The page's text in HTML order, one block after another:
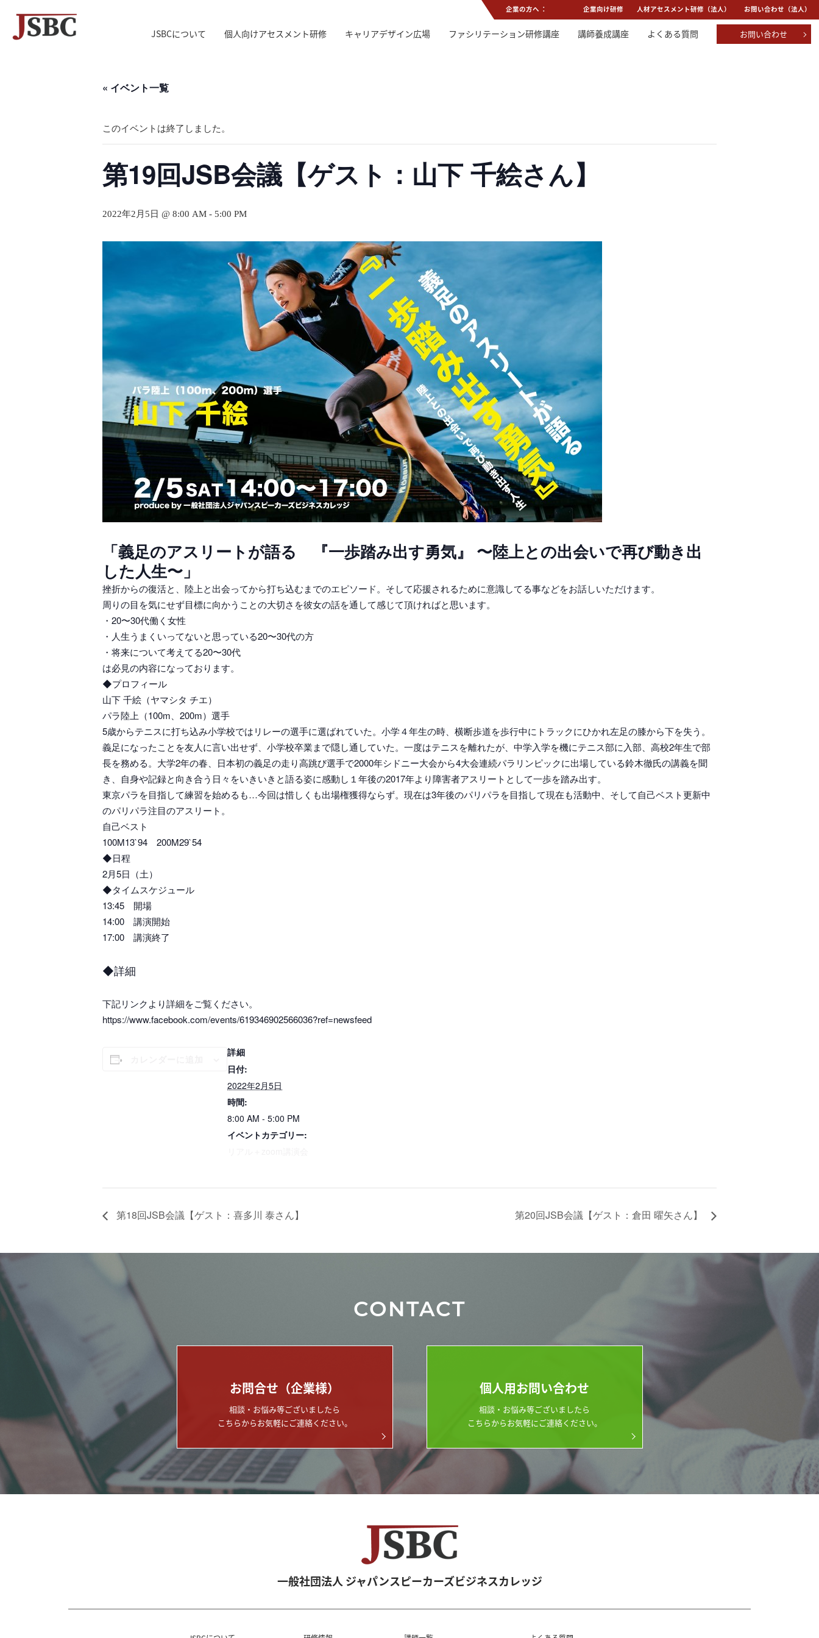
企業の方へ ： 企業向け研修 人材アセスメント研修（法人） お問い合わせ（法人）
JSBCについて 個人向けアセスメント研修 キャリアデザイン広場 ファシリテーション研修講座 講師養成講座 よくある質問 お問い合わせ
« イベント一覧
このイベントは終了しました。
第19回JSB会議【ゲスト：山下 千絵さん】
2022年2月5日 @ 8:00 AM - 5:00 PM
「義足のアスリートが語る 『一歩踏み出す勇気』 〜陸上との出会いで再び動き出
した人生〜」
挫折からの復活と、陸上と出会ってから打ち込むまでのエピソード。そして応援されるために意識してる事などをお話しいただけます。
周りの目を気にせず目標に向かうことの大切さを彼女の話を通して感じて頂ければと思います。
・20〜30代働く女性
・人生うまくいってないと思っている20〜30代の方
・将来について考えてる20〜30代
は必見の内容になっております。
◆プロフィール
山下 千絵（ヤマシタ チエ）
パラ陸上（100m、200m）選手
5歳からテニスに打ち込み小学校ではリレーの選手に選ばれていた。小学４年生の時、横断歩道を歩行中にトラックにひかれ左足の膝から下を失う。
義足になったことを友人に言い出せず、小学校卒業まで隠し通していた。一度はテニスを離れたが、中学入学を機にテニス部に入部、高校2年生で部
長を務める。大学2年の春、日本初の義足の走り高跳び選手で2000年シドニー大会から4大会連続パラリンピックに出場している鈴木徹氏の講義を聞
き、自身や記録と向き合う日々をいきいきと語る姿に感動し１年後の2017年より障害者アスリートとして一歩を踏み出す。
東京パラを目指して練習を始めるも…今回は惜しくも出場権獲得ならず。現在は3年後のパリパラを目指して現在も活動中、そして自己ベスト更新中
のパリパラ注目のアスリート。
自己ベスト
100M13`94 200M29`54
◆日程
2月5日（土）
◆タイムスケジュール
13:45 開場
14:00 講演開始
17:00 講演終了
◆詳細
下記リンクより詳細をご覧ください。
https://www.facebook.com/events/619346902566036?ref=newsfeed
詳細
日付:
2022年2月5日
時間:
8:00 AM - 5:00 PM
イベントカテゴリー:
第18回JSB会議【ゲスト：喜多川 泰さん】 第20回JSB会議【ゲスト：倉田 曜矢さん】
CONTACT
お問合せ（企業様）
相談・お悩み等ございましたら
こちらからお気軽にご連絡ください。
個人用お問い合わせ
相談・お悩み等ございましたら
こちらからお気軽にご連絡ください。
一般社団法人 ジャパンスピーカーズビジネスカレッジ